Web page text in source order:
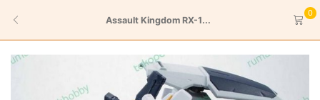
Assault Kingdom RX-1...
0